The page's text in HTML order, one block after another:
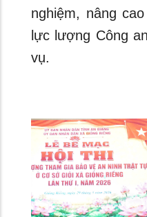
nghiệm, nâng
lực lượng Công
vụ.